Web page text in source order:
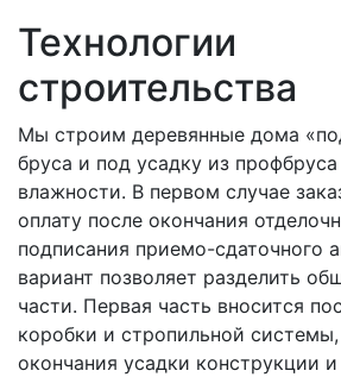
Технологии
строительства
Мы строим деревянные дома
бруса и под усадку из
влажности. В первом случае
оплату после окончания
подписания приемо-сдаточного
вариант позволяет разделить
части. Первая часть вносится
коробки и стропильной
окончания усадки конструкции